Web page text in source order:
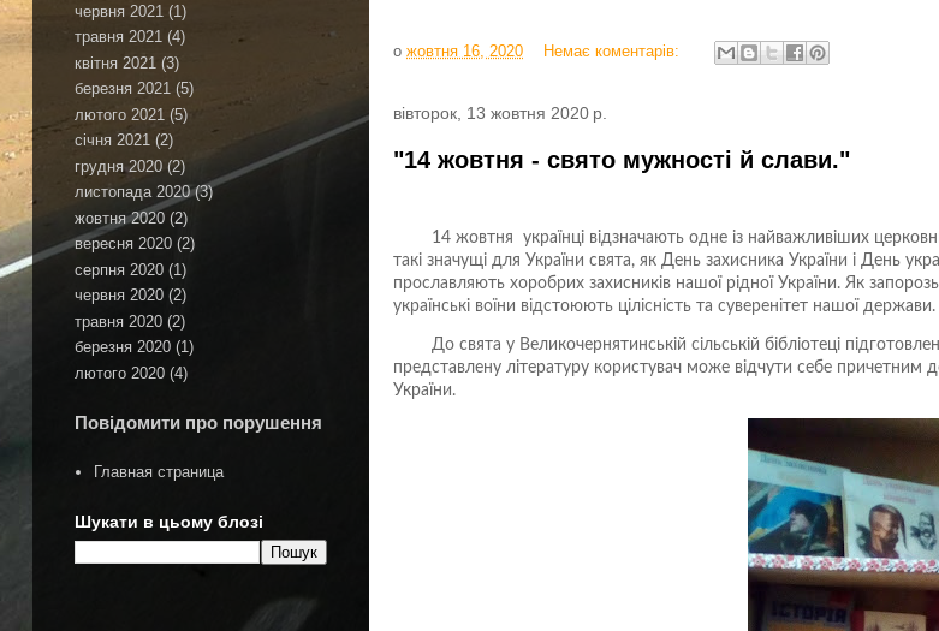
о жовтня 16, 2020 Немає коментарів:
вівторок, 13 жовтня 2020 р.
"14 жовтня - свято мужності й слави."
14 жовтня українці відзначають одне із найважливіших
такі значущі для України свята, як День захисника України і День
прославляють хоробрих захисників нашої рідної України. Як
українські воїни відстоюють цілісність та суверенітет нашої держави.
До свята у Великочернятинській сільській бібліотеці
представлену літературу користувач може відчути себе причетним
України.
червня 2021 (1)
травня 2021 (4)
квітня 2021 (3)
березня 2021 (5)
лютого 2021 (5)
січня 2021 (2)
грудня 2020 (2)
листопада 2020(3)
жовтня 2020 (2)
вересня 2020 (2)
серпня 2020 (1)
червня 2020 (2)
травня 2020 (2)
березня 2020 (1)
лютого 2020 (4)
Повідомити про порушення
Главная страница
Шукати в цьому блозі